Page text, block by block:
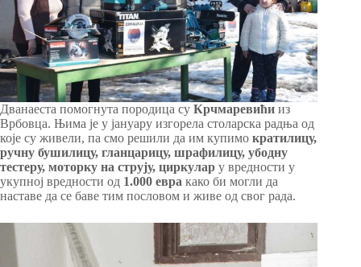
Дванаеста помогнута породица су Крчмаревићи из
Врбовца. Њима је у јануару изгорела столарска радња од
које су живели, па смо решили да им купимо кратилицу,
ручну бушилицу, гланцарицу, шрафилицу, убодну
тестеру, моторку на струју, циркулар у вредности у
укупној вредности од 1.000 евра како би могли да
наставе да се баве тим пословом и живе од свог рада.